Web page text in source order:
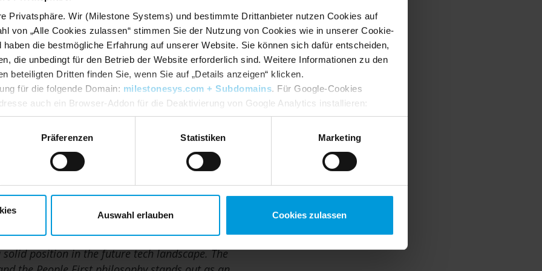
Privatsphäre. Wir (Milestone Systems) und bestimmte Drittanbieter nutzen Cookies auf
von „Alle Cookies zulassen“ stimmen Sie der Nutzung von Cookies wie in unserer Cookie-
die bestmögliche Erfahrung auf unserer Website. Sie können sich dafür entscheiden,
die unbedingt für den Betrieb der Website erforderlich sind. Weitere Informationen zu den
beteiligten Dritten finden Sie, wenn Sie auf „Details anzeigen“ klicken.
für die folgende Domain: milestonesys.com + Subdomains. Für Google-Cookies
auch ein Browser-Addon für die Deaktivierung von Google Analytics installieren:
gaoptout?hl=en-GB. Sie können jederzeit IhreEinwilligung ändern:
Präferenzen Statistiken Marketing
Auswahl erlauben Cookies zulassen
commercially driven—a combination that aligns
direction,”says Jeppe Frandsen.
of Copenhagen in 2001, Karina
industries and organizational setups such
integration, leadership development,
in both large global enterprises and
work relentlessly to unleash the full
focus is essential—understanding commercial
our organization faces so we can create real
Tewes.
position in the future tech landscape. The